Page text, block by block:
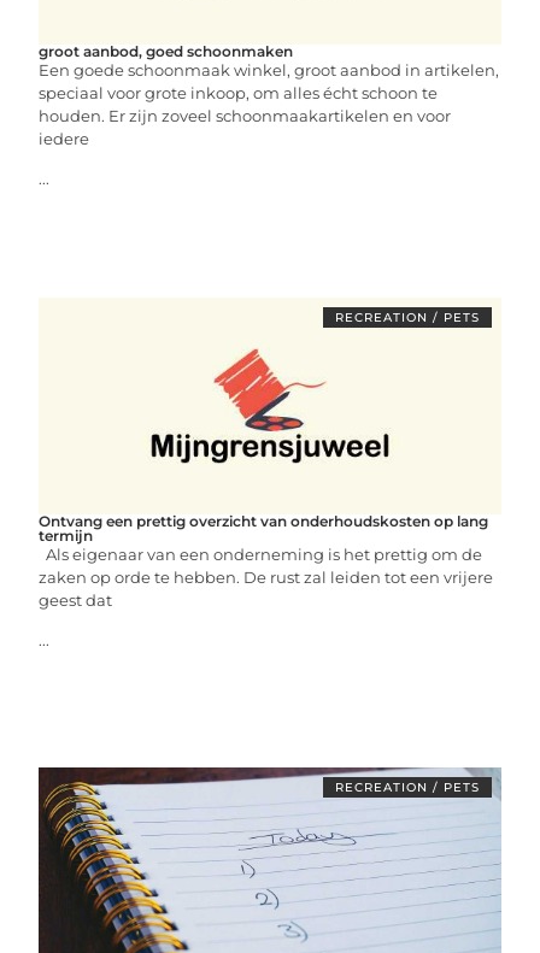
groot aanbod, goed schoonmaken
Een goede schoonmaak winkel, groot aanbod in artikelen,
speciaal voor grote inkoop, om alles écht schoon te
houden. Er zijn zoveel schoonmaakartikelen en voor
iedere
...
RECREATION / PETS
Ontvang een prettig overzicht van onderhoudskosten op lang
termijn
Als eigenaar van een onderneming is het prettig om de
zaken op orde te hebben. De rust zal leiden tot een vrijere
geest dat
...
RECREATION / PETS